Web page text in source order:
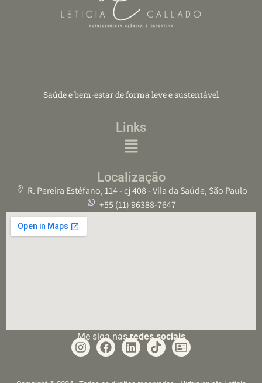
Saúde e bem-estar de forma leve e sustentável
Links
Localização
R. Pereira Estéfano, 114 - cj 408 - Vila da Saúde, São Paulo
+55 (11) 96388-7647
Me siga nasredes sociais